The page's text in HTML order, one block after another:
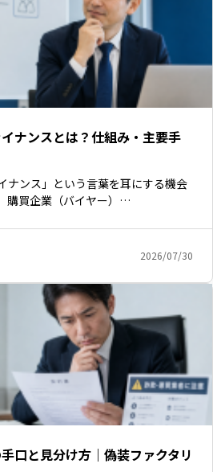
ナンスとは？仕組み・主要手
ナンス」という言葉を耳にする機会
購買企業（バイヤー）…
2026/07/30
口と見分け方｜偽装ファクタリ
ぐ無料登録